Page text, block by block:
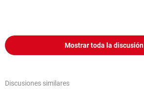
Mostrar toda la discusión
Discusiones similares